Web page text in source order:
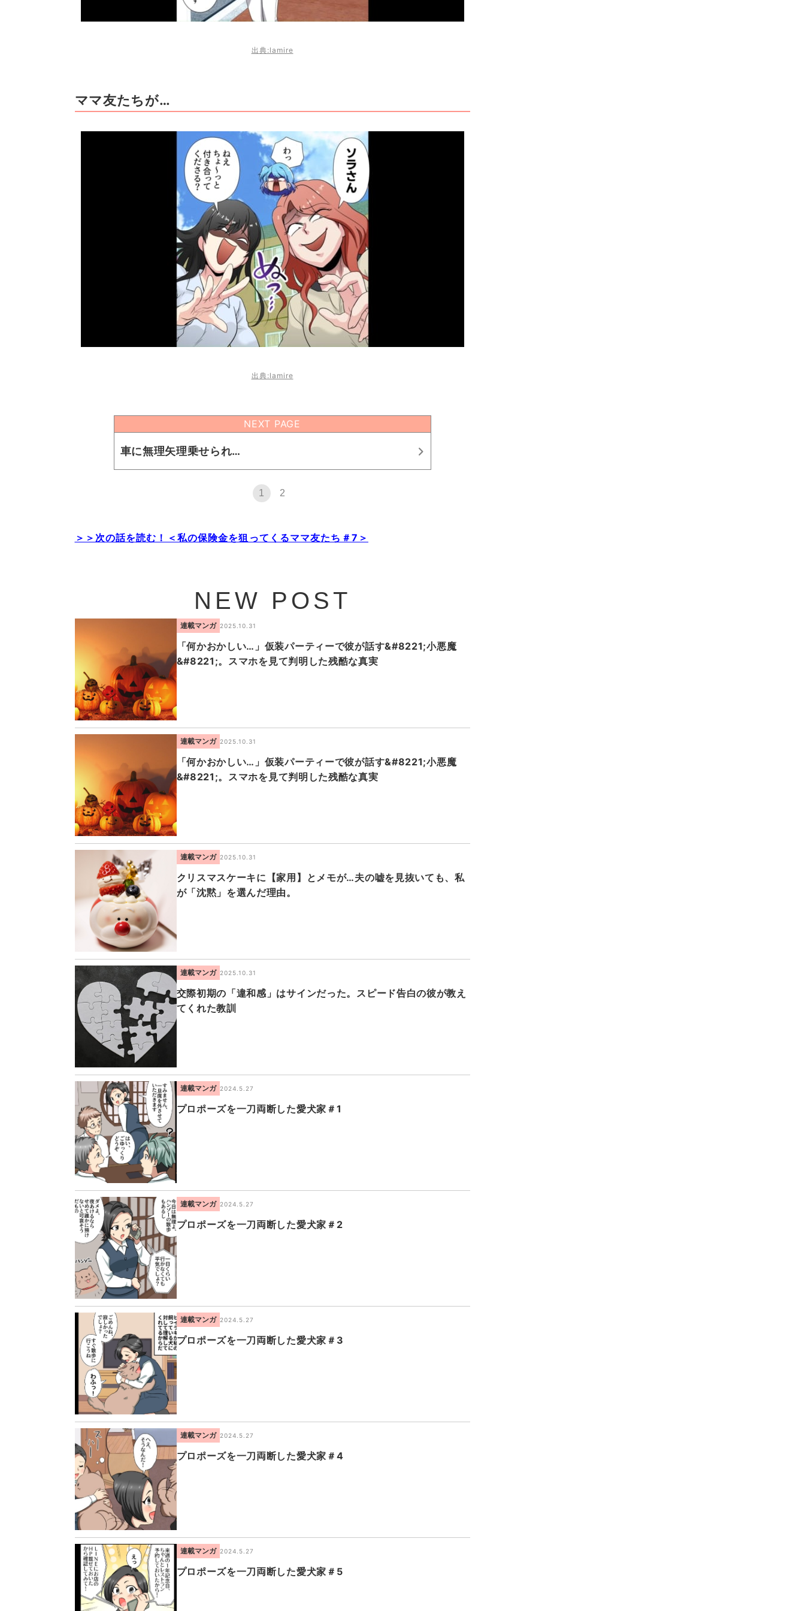
出典:lamire
ママ友たちが…
出典:lamire
NEXT PAGE
車に無理矢理乗せられ…
1 2
＞＞次の話を読む！＜私の保険金を狙ってくるママ友たち＃7＞
NEW POST
連載マンガ 2025.10.31
「何かおかしい…」仮装パーティーで彼が話す&#8221;小悪魔
&#8221;。スマホを見て判明した残酷な真実
連載マンガ 2025.10.31
「何かおかしい…」仮装パーティーで彼が話す&#8221;小悪魔
&#8221;。スマホを見て判明した残酷な真実
連載マンガ 2025.10.31
クリスマスケーキに【家用】とメモが…夫の嘘を見抜いても、私
が「沈黙」を選んだ理由。
連載マンガ 2025.10.31
交際初期の「違和感」はサインだった。スピード告白の彼が教え
てくれた教訓
連載マンガ 2024.5.27
プロポーズを一刀両断した愛犬家＃1
連載マンガ 2024.5.27
プロポーズを一刀両断した愛犬家＃2
連載マンガ 2024.5.27
プロポーズを一刀両断した愛犬家＃3
連載マンガ 2024.5.27
プロポーズを一刀両断した愛犬家＃4
連載マンガ 2024.5.27
プロポーズを一刀両断した愛犬家＃5